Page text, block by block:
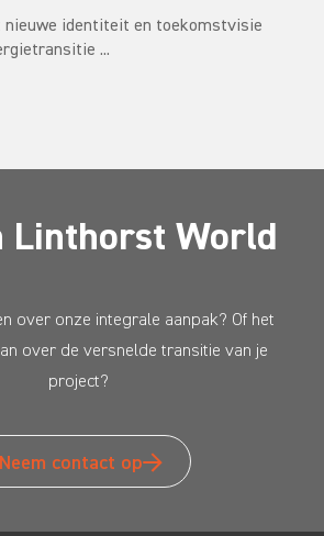
identiteit en toekomstvisie
...
Linthorst World
over onze integrale aanpak? Of het
over de versnelde transitie van je
project?
Neem contact op